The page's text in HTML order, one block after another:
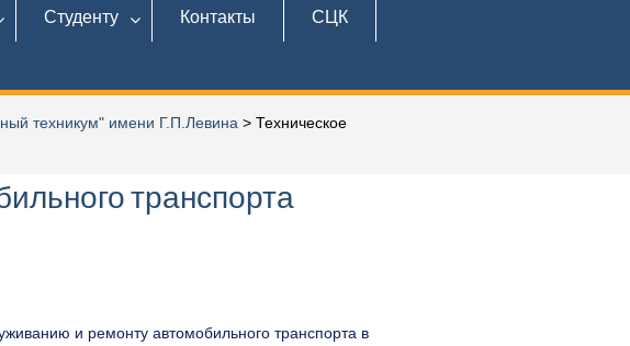
Студенту Контакты СЦК
техникум" имени Г.П.Левина > Техническое
транспорта
и ремонту автомобильного транспорта в